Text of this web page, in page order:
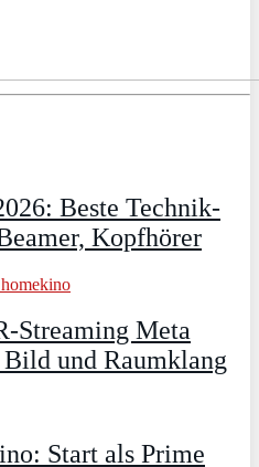
Beste Technik-
Kopfhörer
Meta
und Raumklang
Start als Prime